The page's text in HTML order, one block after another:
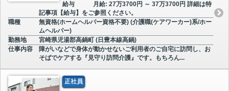
給与
月給: 27万3700円 ～ 37万3700円 詳細は特
記事項【給与】をご参照ください。
職種
無資格(ホームヘルパー資格不要) (介護職(ケアワーカー)系/ホー
ムヘルパー)
勤務地
宮崎県児湯郡高鍋町 (日豊本線高鍋)
仕事内容
障がいなどで身体が動かせないご利用者のご自宅に訪問し、お
そばでケアする『見守り訪問介護』です。もちろん...
正社員